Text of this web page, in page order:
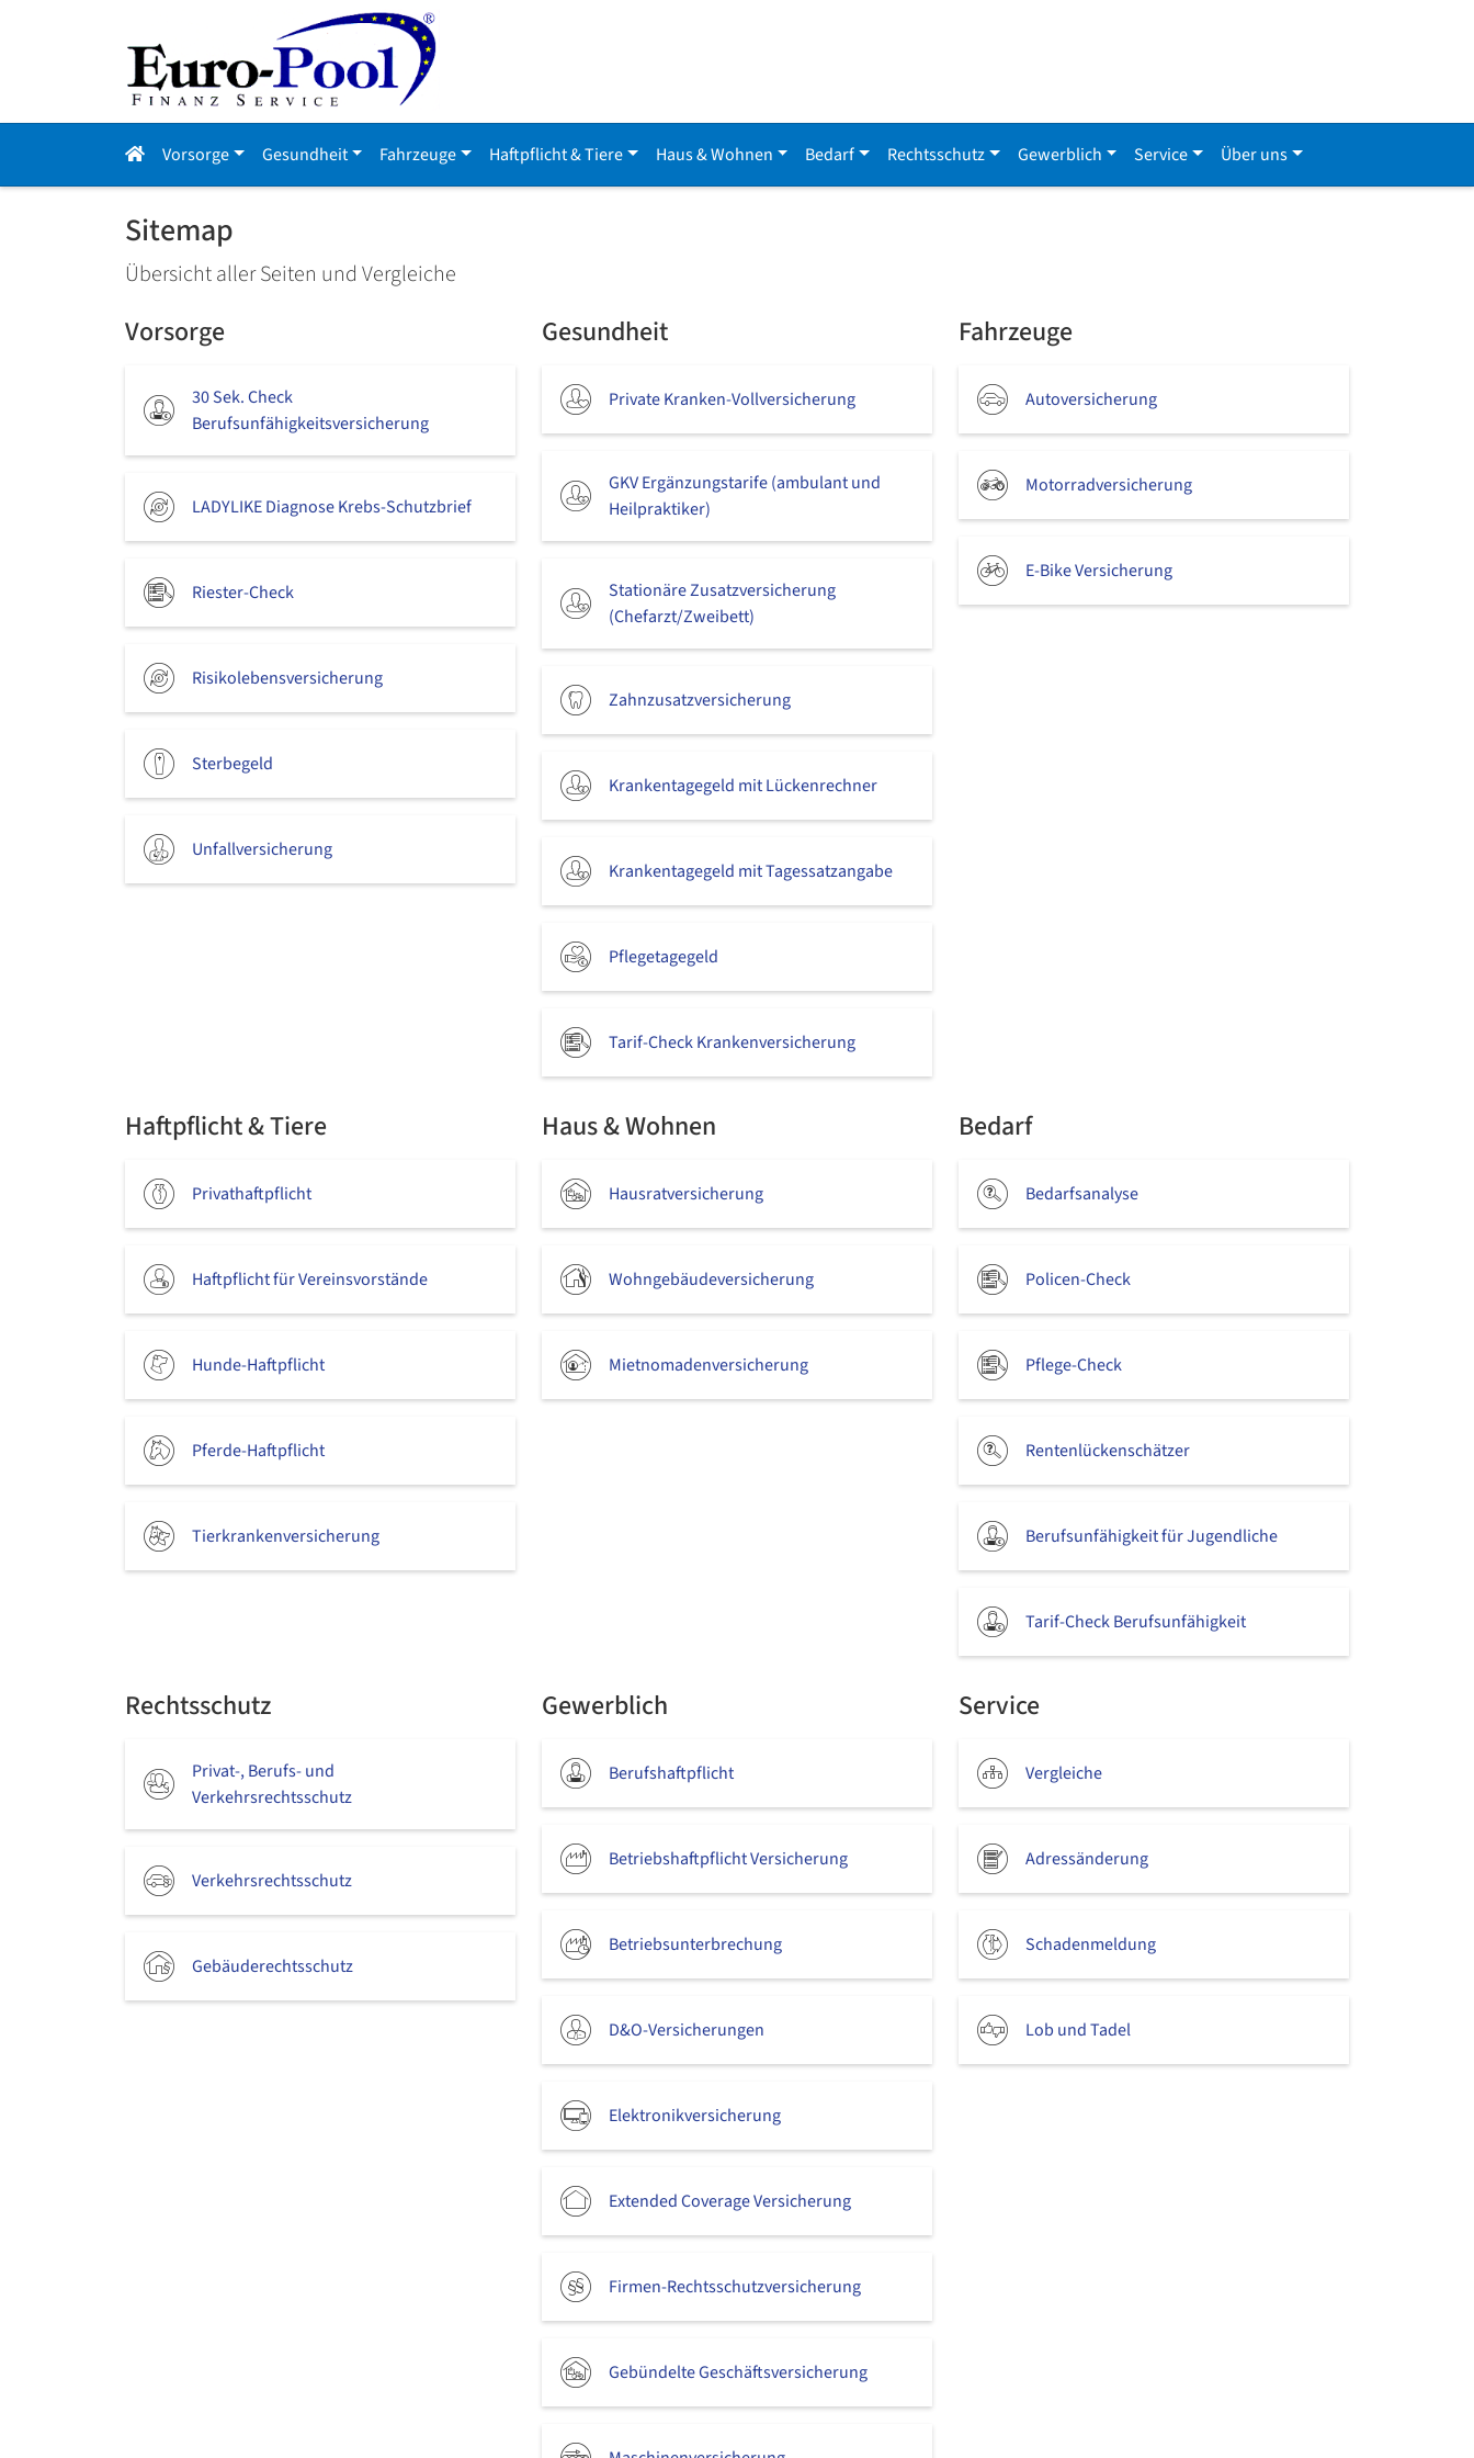
Vorsorge Gesundheit Fahrzeuge Haftpflicht & Tiere Haus & Wohnen Bedarf Rechtsschutz Gewerblich Service Über uns
Sitemap
Übersicht aller Seiten und Vergleiche
Vorsorge
30 Sek. Check
Berufsunfähigkeitsversicherung
LADYLIKE Diagnose Krebs-Schutzbrief
Riester-Check
Risikolebensversicherung
Sterbegeld
Unfallversicherung
Gesundheit
Private Kranken-Vollversicherung
GKV Ergänzungstarife (ambulant und
Heilpraktiker)
Stationäre Zusatzversicherung
(Chefarzt/Zweibett)
Zahnzusatzversicherung
Krankentagegeld mit Lückenrechner
Krankentagegeld mit Tagessatzangabe
Pflegetagegeld
Tarif-Check Krankenversicherung
Fahrzeuge
Autoversicherung
Motorradversicherung
E-Bike Versicherung
Haftpflicht & Tiere
Privathaftpflicht
Haftpflicht für Vereinsvorstände
Hunde-Haftpflicht
Pferde-Haftpflicht
Tierkrankenversicherung
Haus & Wohnen
Hausratversicherung
Wohngebäudeversicherung
Mietnomadenversicherung
Bedarf
Bedarfsanalyse
Policen-Check
Pflege-Check
Rentenlückenschätzer
Berufsunfähigkeit für Jugendliche
Tarif-Check Berufsunfähigkeit
Rechtsschutz
Privat-, Berufs- und
Verkehrsrechtsschutz
Verkehrsrechtsschutz
Gebäuderechtsschutz
Gewerblich
Berufshaftpflicht
Betriebshaftpflicht Versicherung
Betriebsunterbrechung
D&O-Versicherungen
Elektronikversicherung
Extended Coverage Versicherung
Firmen-Rechtsschutzversicherung
Gebündelte Geschäftsversicherung
Service
Vergleiche
Adressänderung
Schadenmeldung
Lob und Tadel